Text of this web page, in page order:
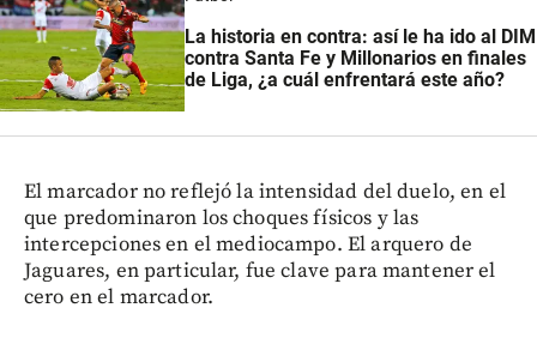
La historia en contra: así le ha ido al DIM
contra Santa Fe y Millonarios en finales
de Liga, ¿a cuál enfrentará este año?
El marcador no reflejó la intensidad del duelo, en el
que predominaron los choques físicos y las
intercepciones en el mediocampo. El arquero de
Jaguares, en particular, fue clave para mantener el
cero en el marcador.